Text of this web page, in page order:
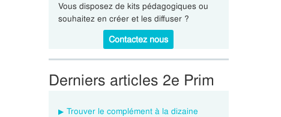
Vous disposez de kits pédagogiques ou
souhaitez en créer et les diffuser ?
Contactez nous
Derniers articles 2e Prim
Trouver le complément à la dizaine